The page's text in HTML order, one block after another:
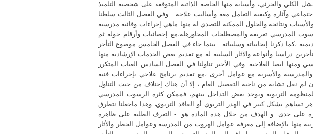
الكلي والجزئي، وأسبابه منها الخاصة الذاتية المتوقفة على شخصية التلميذ
وآثاره وكيفية التعامل معه وأساليب علاجه . وفي الفصل الثالث سلطنا
ونتائجه والحلول الممكنة للتصدي له منها ماهي إجراءات وقائية مدرسية
المدرسي تعريفه والمصطلحات المجاورهله،مع إحصائيات وأرقام حوله ثم
،كما ذكرنا إيجابياته وسلبياته . بينما جاء في الفصل الخامس موضوع التأخر
دراسيا وأنواعه والآثار السلبية له مع تقديم بعض الخدمات الإرشادية منها
ومنها ايضا العلاجية. وفي الأخير تناولنا في الفصل السادس الغياب المتكرر
والمدرسية والأسرية مع عوامل أخرى ،مع تقديم برنامج علاجي بإجراءات فنية
لم نقل تشابه من ناحية التفصيل العام ، إلا أن هناك إختلاف من حيث التناول
التربوية ويوجد بعض التداخل بينهم، فممكن كثرة الرسوب المدرسي
بشكل كبير في الهدر التربوي أو الفاقد التربوي، وهذا ماجعلنا نتطرق
على حدى .و الهدف من خلال هذه المادة هو: - التعرف الطلبة على ظاهرة
منها بالإضافة إلى معرفة عوامل الهروب من المدرسة وعوامل الخطر والأثار